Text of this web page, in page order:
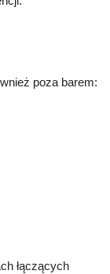
poza barem:
łączących